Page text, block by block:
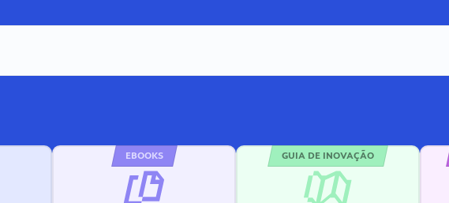
EBOOKS GUIA DE INOVAÇÃO